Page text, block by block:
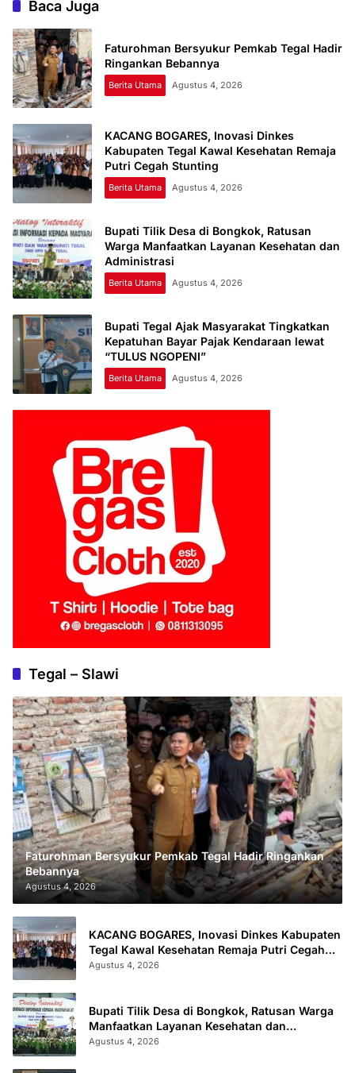
Baca Juga
Faturohman Bersyukur Pemkab Tegal Hadir
Ringankan Bebannya
Berita Utama Agustus 4, 2026
KACANG BOGARES, Inovasi Dinkes
Kabupaten Tegal Kawal Kesehatan Remaja
Putri Cegah Stunting
Berita Utama Agustus 4, 2026
Bupati Tilik Desa di Bongkok, Ratusan
Warga Manfaatkan Layanan Kesehatan dan
Administrasi
Berita Utama Agustus 4, 2026
Bupati Tegal Ajak Masyarakat Tingkatkan
Kepatuhan Bayar Pajak Kendaraan lewat
“TULUS NGOPENI”
Berita Utama Agustus 4, 2026
Tegal – Slawi
Faturohman Bersyukur Pemkab Tegal Hadir Ringankan
Bebannya
Agustus 4, 2026
KACANG BOGARES, Inovasi Dinkes Kabupaten
Tegal Kawal Kesehatan Remaja Putri Cegah
Stunting
Agustus 4, 2026
Bupati Tilik Desa di Bongkok, Ratusan Warga
Manfaatkan Layanan Kesehatan dan
Administrasi
Agustus 4, 2026